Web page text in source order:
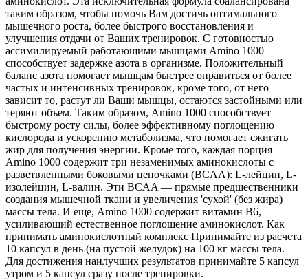
таким образом, чтобы помочь Вам достичь оптимального
мышечного роста, более быстрого восстановления и
улучшения отдачи от Ваших тренировок. С готовностью
ассимилируемый работающими мышцами Amino 1000
способствует задержке азота в организме. Положительный
баланс азота помогает мышцам быстрее оправиться от более
частых и интенсивных тренировок, кроме того, от него
зависит то, растут ли Ваши мышцы, остаются застойными или
теряют объем. Таким образом, Amino 1000 способствует
быстрому росту силы, более эффективному поглощению
кислорода и ускорению метаболизма, что помогает сжигать
жир для получения энергии. Кроме того, каждая порция
Amino 1000 содержит три незаменимых аминокислоты с
разветвленными боковыми цепочками (BCAA): L-лейцин, L-
изолейцин, L-валин. Эти BCAA — прямые предшественники
создания мышечной ткани и увеличения 'сухой' (без жира)
массы тела. И еще, Amino 1000 содержит витамин B6,
усиливающий естественное поглощение аминокислот. Как
принимать аминокислотный комплекс Принимайте из расчета
10 капсул в день (на пустой желудок) на 100 кг массы тела.
Для достижения наилучших результатов принимайте 5 капсул
утром и 5 капсул сразу после тренировки.